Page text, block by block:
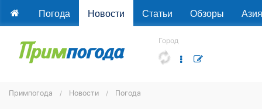
Погода Новости Статьи Обзоры Азия
Город
Примпогода Новости Погода